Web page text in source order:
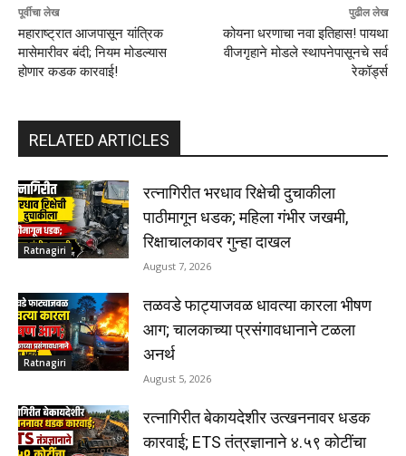
पूर्वीचा लेख
महाराष्ट्रात आजपासून यांत्रिक
मासेमारीवर बंदी; नियम मोडल्यास
होणार कडक कारवाई!
पुढील लेख
कोयना धरणाचा नवा इतिहास! पायथा
वीजगृहाने मोडले स्थापनेपासूनचे सर्व
रेकॉर्ड्स
RELATED ARTICLES
Ratnagiri
रत्नागिरीत भरधाव रिक्षेची दुचाकीला
पाठीमागून धडक; महिला गंभीर जखमी,
रिक्षाचालकावर गुन्हा दाखल
August 7, 2026
Ratnagiri
तळवडे फाट्याजवळ धावत्या कारला भीषण
आग; चालकाच्या प्रसंगावधानाने टळला
अनर्थ
August 5, 2026
रत्नागिरीत बेकायदेशीर उत्खननावर धडक
कारवाई; ETS तंत्रज्ञानाने ४.५९ कोटींचा